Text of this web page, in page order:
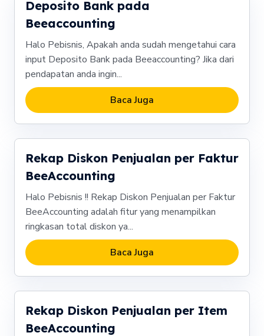
Deposito Bank pada
Beeaccounting
Halo Pebisnis, Apakah anda sudah mengetahui cara
input Deposito Bank pada Beeaccounting? Jika dari
pendapatan anda ingin...
Baca Juga
Rekap Diskon Penjualan per Faktur
BeeAccounting
Halo Pebisnis !! Rekap Diskon Penjualan per Faktur
BeeAccounting adalah fitur yang menampilkan
ringkasan total diskon ya...
Baca Juga
Rekap Diskon Penjualan per Item
BeeAccounting